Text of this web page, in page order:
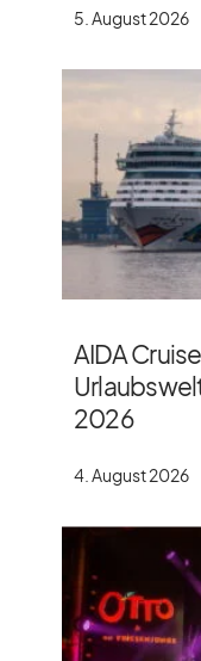
5. August 2026
AIDA
2026
4. August 2026